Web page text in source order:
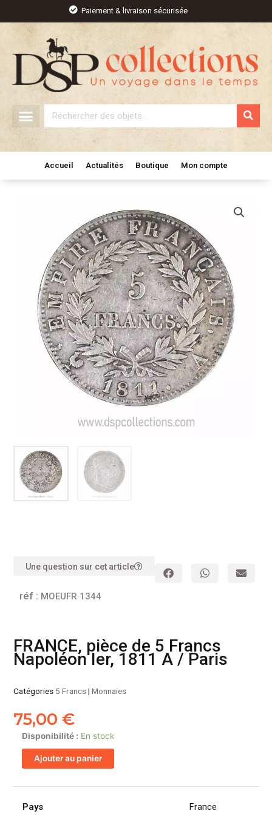
contenu
Paiement & livraison sécurisée
Rechercher
Accueil Actualités Boutique Mon compte
Une question sur cet article
réf : MOEUFR 1344
FRANCE, pièce de 5 Francs
Napoléon Ier, 1811 A / Paris
Catégories 5 Francs|Monnaies
75,00€
Disponibilité : En stock
quantité
de
FRANCE,
de
Ajouter au panier
Pays
France